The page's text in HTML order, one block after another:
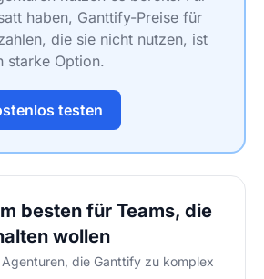
haben, Ganttify-Preise für
die sie nicht nutzen, ist
starke Option.
testen
besten für Teams, die
wollen
die Ganttify zu komplex